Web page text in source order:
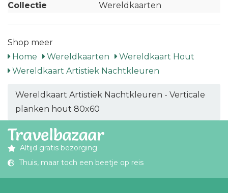
Collectie
Wereldkaarten
Shop meer
Home
Wereldkaarten
Wereldkaart Hout
Wereldkaart Artistiek Nachtkleuren
Wereldkaart Artistiek Nachtkleuren - Verticale
planken hout 80x60
Altijd gratis bezorging
Thuis, maar toch een beetje op reis